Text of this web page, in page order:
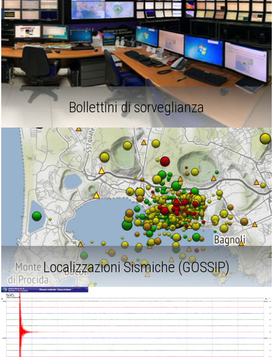
Bollettini di sorveglianza
Localizzazioni Sismiche (GOSSIP)